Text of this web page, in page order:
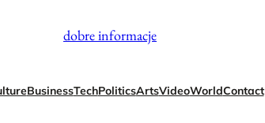
dobre informacje
BusinessTechPoliticsArtsVideoWorldContact